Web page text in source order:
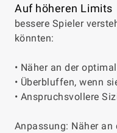
Auf höheren Limits
bessere Spieler
könnten:
• Näher an der
• Überbluffen, wenn
• Anspruchsvollere
Anpassung: Näher